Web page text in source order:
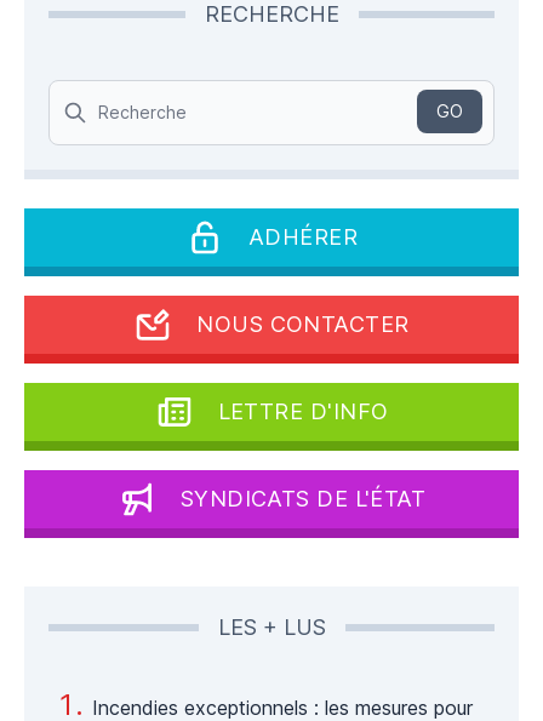
RECHERCHE
Search
GO
ADHÉRER
NOUS CONTACTER
LETTRE D'INFO
SYNDICATS DE L'ÉTAT
LES + LUS
Incendies exceptionnels : les mesures pour